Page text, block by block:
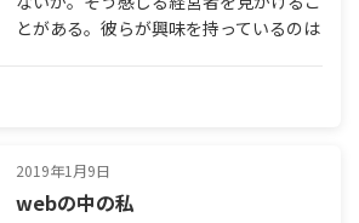
とがある。彼らが興味を持っているのは
2019年1月9日
webの中の私